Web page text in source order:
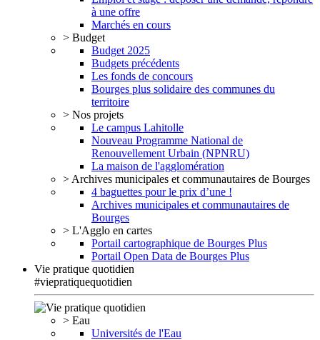
à une offre
Marchés en cours
> Budget
Budget 2025
Budgets précédents
Les fonds de concours
Bourges plus solidaire des communes du
territoire
> Nos projets
Le campus Lahitolle
Nouveau Programme National de
Renouvellement Urbain (NPNRU)
La maison de l'agglomération
> Archives municipales et communautaires de Bourges
4 baguettes pour le prix d’une !
Archives municipales et communautaires de
Bourges
> L'Agglo en cartes
Portail cartographique de Bourges Plus
Portail Open Data de Bourges Plus
Vie pratique quotidien
#viepratiquequotidien
> Eau
Universités de l'Eau